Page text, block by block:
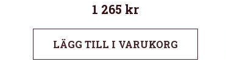
1 265 kr
LÄGG TILL I VARUKORG